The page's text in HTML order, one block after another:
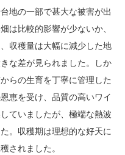
地の一部で甚大な被害が出
は比較的影響が少ないか、
収穫量は大幅に減少した地
な差が見られました。しか
らの生育を丁寧に管理した
恵を受け、品質の高いワイ
ていましたが、極端な熱波
。収穫期は理想的な好天に
されました。